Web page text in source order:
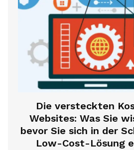
Die versteckten
Websites: Was Sie
bevor Sie sich in der
Low-Cost-Lösung